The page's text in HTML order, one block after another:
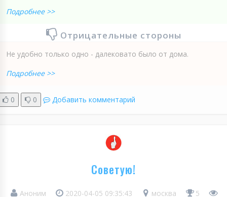
Подробнее >>
Отрицательные стороны
Не удобно только одно - далековато было от дома.
Подробнее >>
0 0 Добавить комментарий
Советую!
Аноним 2020-04-05 09:35:43 москва 5